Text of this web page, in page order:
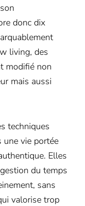
donc dix
living, des
modifié non
mais aussi
techniques
une vie portée
Elles
du temps
sans
valorise trop